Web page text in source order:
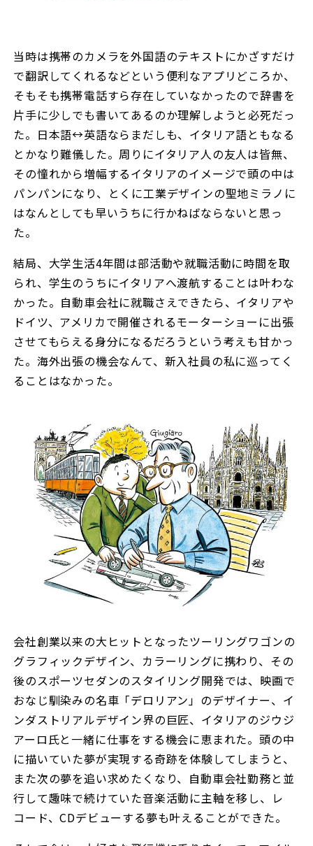
当時は携帯のカメラを外国語のテキストにかざすだけ
で翻訳してくれるなどという便利なアプリどころか、
そもそも携帯電話すら存在していなかったので辞書を
片手に少しでも書いてあるのか理解しようと必死だっ
た。日本語↔英語ならまだしも、イタリア語ともなる
とかなり難儀した。周りにイタリア人の友人は皆無、
その憧れから増幅するイタリアのイメージで頭の中は
パンパンになり、とくに工業デザインの聖地ミラノに
はなんとしても早いうちに行かねばならないと思っ
た。
結局、大学生活4年間は部活動や就職活動に時間を取
られ、学生のうちにイタリアへ渡航することは叶わな
かった。自動車会社に就職さえできたら、イタリアや
ドイツ、アメリカで開催されるモーターショーに出張
させてもらえる身分になるだろうという考えも甘かっ
た。海外出張の機会なんて、新入社員の私に巡ってく
ることはなかった。
会社創業以来の大ヒットとなったツーリングワゴンの
グラフィックデザイン、カラーリングに携わり、その
後のスポーツセダンのスタイリング開発では、映画で
おなじ馴染みの名車「デロリアン」のデザイナー、イ
ンダストリアルデザイン界の巨匠、イタリアのジウジ
アーロ氏と一緒に仕事をする機会に恵まれた。頭の中
に描いていた夢が実現する奇跡を体験してしまうと、
また次の夢を追い求めたくなり、自動車会社勤務と並
行して趣味で続けていた音楽活動に主軸を移し、レ
コード、CDデビューする夢も叶えることができた。